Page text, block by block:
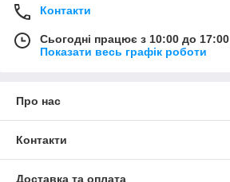
Контакти
Сьогодні працює з 10:00 до 17:00
Показати весь графік роботи
Про нас
Контакти
Доставка та оплата